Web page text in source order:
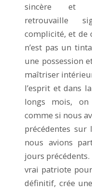
sincère et
retrouvaille
complicité, et de
n’est pas un
une possession
maîtriser
l’esprit et dans
longs mois, on
comme si nous
précédentes
nous avions
jours
vrai patriote
définitif, crée